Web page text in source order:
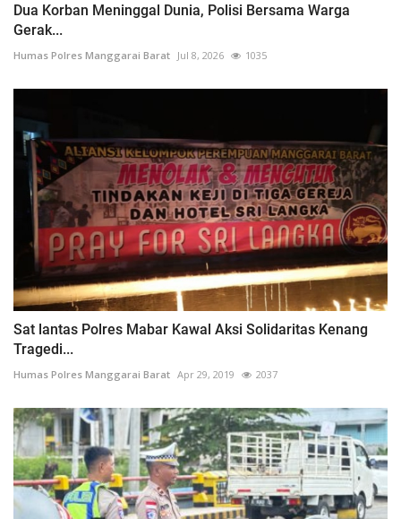
Dua Korban Meninggal Dunia, Polisi Bersama Warga
Gerak...
Humas Polres Manggarai Barat Jul 8, 2026 1035
Sat lantas Polres Mabar Kawal Aksi Solidaritas Kenang
Tragedi...
Humas Polres Manggarai Barat Apr 29, 2019 2037